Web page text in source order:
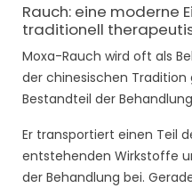
Rauch: eine moderne
traditionell
Moxa-Rauch wird oft als
der chinesischen
Bestandteil der
Er transportiert einen Teil
entstehenden Wirkstoffe
der Behandlung bei.